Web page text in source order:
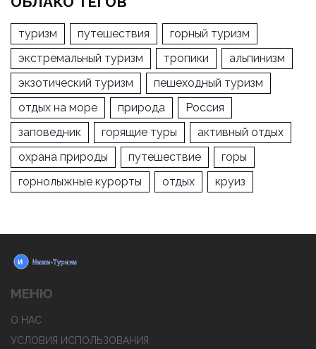
туризм путешествия
горный туризм
экстремальный туризм
тропики
альпинизм
экзотический туризм
пешеходный туризм
отдых на море
природа
Россия
заповедник
горящие туры
активный отдых
охрана природы
путешествие
горы
горнолыжные курорты
отдых круиз
МЕНЮ
О НАС
УСЛОВИЯ ИСПОЛЬЗОВАНИЯ